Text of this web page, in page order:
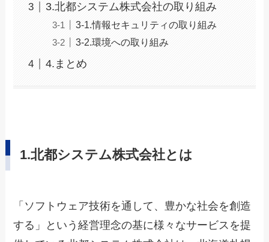
3.北都システム株式会社の取り組み
3-1.情報セキュリティの取り組み
3-2.環境への取り組み
4.まとめ
1.北都システム株式会社とは
「ソフトウェア技術を通して、豊かな社会を創造
する」という経営理念の基に様々なサービスを提